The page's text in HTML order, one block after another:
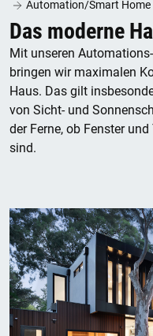
Automation/Smart Home
Das moderne
Mit unseren
bringen wir maximalen
Haus. Das gilt
von Sicht- und
der Ferne, ob Fenster
sind.